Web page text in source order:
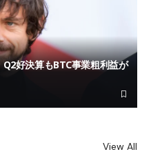
好決算もBTC事業粗利益が
View All